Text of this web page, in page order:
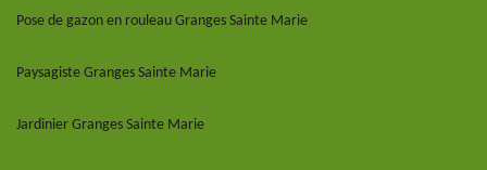
Pose de gazon en rouleau Granges Sainte Marie
Paysagiste Granges Sainte Marie
Jardinier Granges Sainte Marie